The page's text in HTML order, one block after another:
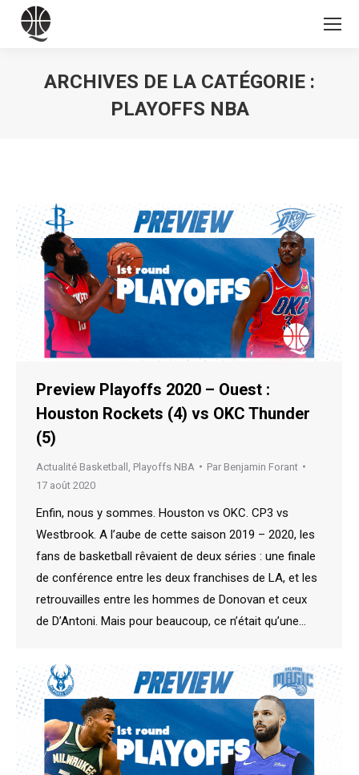
ARCHIVES DE LA CATÉGORIE :
PLAYOFFS NBA
Preview Playoffs 2020 – Ouest :
Houston Rockets (4) vs OKC Thunder
(5)
Actualité Basketball Playoffs NBA Par Benjamin Forant
17 août 2020
Enfin, nous y sommes. Houston vs OKC. CP3 vs
Westbrook. A l’aube de cette saison 2019 – 2020, les
fans de basketball rêvaient de deux séries : une finale
de conférence entre les deux franchises de LA, et les
retrouvailles entre les hommes de Donovan et ceux
de D’Antoni. Mais pour beaucoup, ce n’était qu’une…